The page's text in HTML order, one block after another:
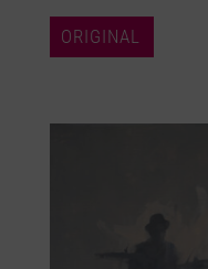
ORIGINAL